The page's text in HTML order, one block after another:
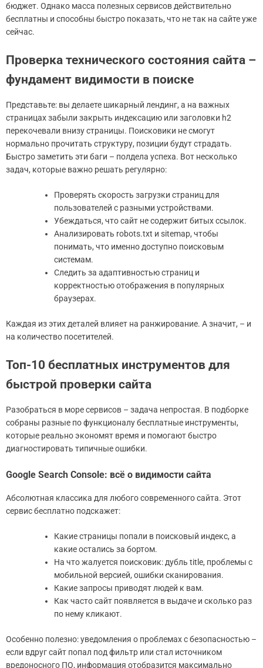
бюджет. Однако масса полезных сервисов действительно
бесплатны и способны быстро показать, что не так на сайте уже
сейчас.
Проверка технического состояния сайта –
фундамент видимости в поиске
Представьте: вы делаете шикарный лендинг, а на важных
страницах забыли закрыть индексацию или заголовки h2
перекочевали внизу страницы. Поисковики не смогут
нормально прочитать структуру, позиции будут страдать.
Быстро заметить эти баги – полдела успеха. Вот несколько
задач, которые важно решать регулярно:
Проверять скорость загрузки страниц для
пользователей с разными устройствами.
Убеждаться, что сайт не содержит битых ссылок.
Анализировать robots.txt и sitemap, чтобы
понимать, что именно доступно поисковым
системам.
Следить за адаптивностью страниц и
корректностью отображения в популярных
браузерах.
Каждая из этих деталей влияет на ранжирование. А значит, – и
на количество посетителей.
Топ-10 бесплатных инструментов для
быстрой проверки сайта
Разобраться в море сервисов – задача непростая. В подборке
собраны разные по функционалу бесплатные инструменты,
которые реально экономят время и помогают быстро
диагностировать типичные ошибки.
Google Search Console: всё о видимости сайта
Абсолютная классика для любого современного сайта. Этот
сервис бесплатно подскажет:
Какие страницы попали в поисковый индекс, а
какие остались за бортом.
На что жалуется поисковик: дубль title, проблемы с
мобильной версией, ошибки сканирования.
Какие запросы приводят людей к вам.
Как часто сайт появляется в выдаче и сколько раз
по нему кликают.
Особенно полезно: уведомления о проблемах с безопасностью –
если вдруг сайт попал под фильтр или стал источником
вредоносного ПО, информация отобразится максимально